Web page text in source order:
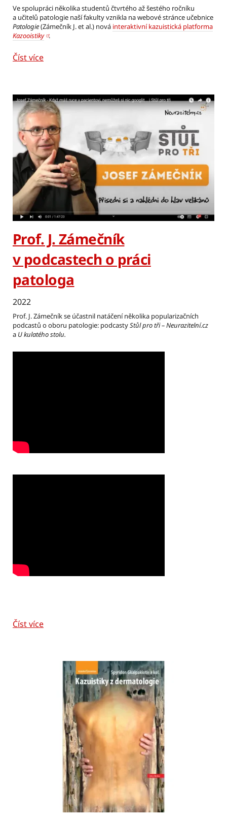
Ve spolupráci několika studentů čtvrtého až šestého ročníku
a učitelů patologie naší fakulty vznikla na webové stránce učebnice
Patologie(Zámečník J. et al.) nová interaktivní kazuistická platforma
Kazooistiky .
Číst více
Prof. J. Zámečník
v podcastech o práci
patologa
2022
Prof. J. Zámečník se účastnil natáčení několika popularizačních
podcastů o oboru patologie: podcastyStůl pro tři – Neurazitelní.cz
a U kulatého stolu.
Číst více